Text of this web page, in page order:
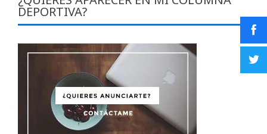
DEPORTIVA?